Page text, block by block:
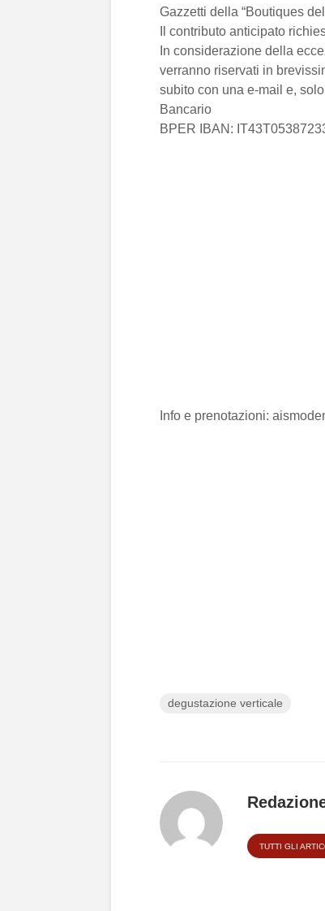
Gazzetti della “Boutiques
Il contributo anticipato
In considerazione della
verranno riservati in
subito con una e-mail e,
Bancario
BPER IBAN:
Info e prenotazioni:
degustazione verticale
TUTTI GLI